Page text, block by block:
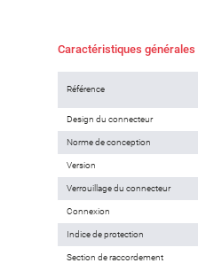
Caractéristiques générales
Référence
Design du connecteur
Norme de conception
Version
Verrouillage du connecteur
Connexion
Indice de protection
Section de raccordement